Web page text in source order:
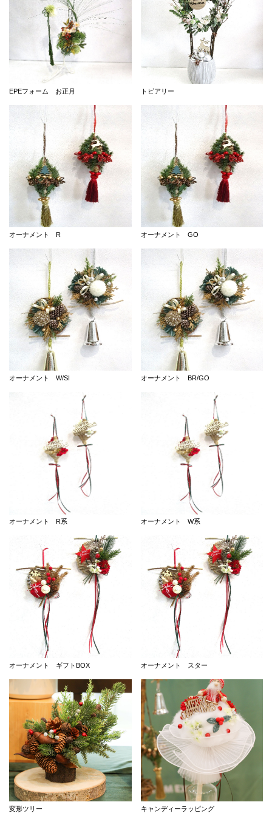
EPEフォーム お正月 トピアリー
オーナメント R オーナメント GO
オーナメント W/SI オーナメント BR/GO
オーナメント R系 オーナメント W系
オーナメント ギフトBOX オーナメント スター
変形ツリー キャンディーラッピング